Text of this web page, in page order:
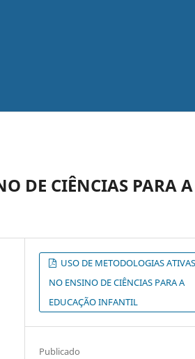
DE CIÊNCIAS PARA A
USO DE METODOLOGIAS ATIVAS
NO ENSINO DE CIÊNCIAS PARA A
EDUCAÇÃO INFANTIL
Publicado